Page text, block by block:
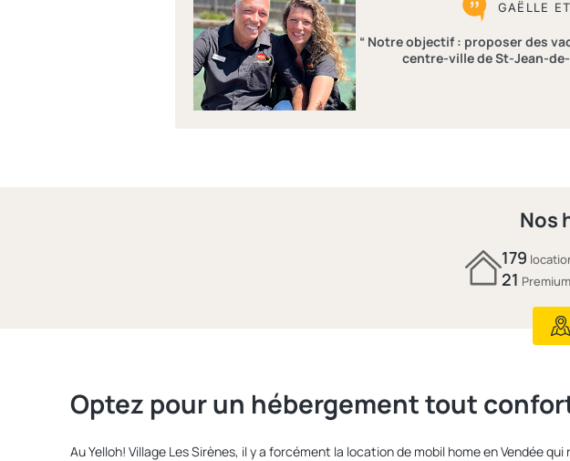
GAËLLE
“ Notre objectif : proposer des
centre-ville de St-Jean-
Nos
179
21 Premium
Optez pour un hébergement tout
Au Yelloh! Village Les Sirènes, il y a forcément la location de mobil home en Vendée